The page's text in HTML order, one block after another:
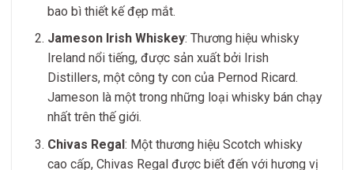
bao bì thiết kế đẹp mắt.
Jameson Irish Whiskey: Thương hiệu whisky
Ireland nổi tiếng, được sản xuất bởi Irish
Distillers, một công ty con của Pernod Ricard.
Jameson là một trong những loại whisky bán chạy
nhất trên thế giới.
Chivas Regal: Một thương hiệu Scotch whisky
cao cấp, Chivas Regal được biết đến với hương vị